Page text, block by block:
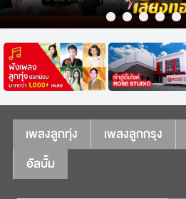
เพลงลูกทุ่ง เพลงลูกกรุง
อัลบั้ม